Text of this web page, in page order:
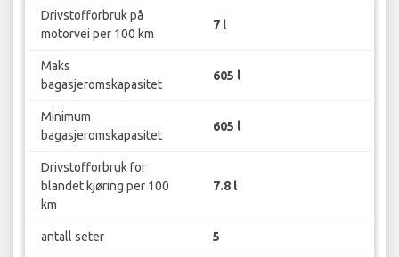
Drivstofforbruk på
motorvei per 100 km
7 l
Maks
bagasjeromskapasitet
605 l
Minimum
bagasjeromskapasitet
605 l
Drivstofforbruk for
blandet kjøring per 100
km
7.8 l
antall seter 5